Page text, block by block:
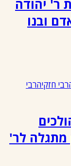
ר' יהודה
ובנו
רבי חזקיהרבי
מתגלה לר'